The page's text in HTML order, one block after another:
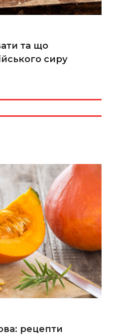
та що
сиру
рецепти